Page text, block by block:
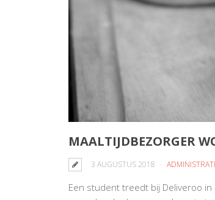
MAALTIJDBEZORGER
3 AUGUSTUS 2018
Een student treedt bij Deliveroo